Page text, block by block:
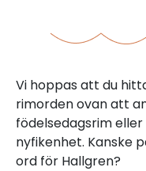
Vi hoppas att du
rimorden ovan att
födelsedagsrim
nyfikenhet. Kanske
ord för Hallgren?